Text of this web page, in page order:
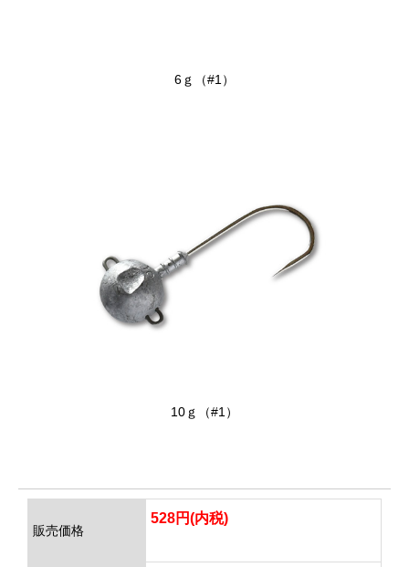
6ｇ（#1）
10ｇ（#1）
販売価格
528円(内税)